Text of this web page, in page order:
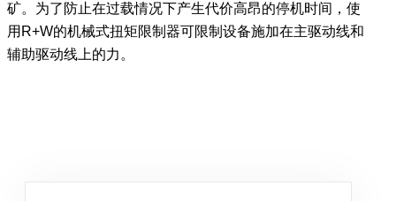
矿。为了防止在过载情况下产生代价高昂的停机时间，使
用R+W的机械式扭矩限制器可限制设备施加在主驱动线和
辅助驱动线上的力。